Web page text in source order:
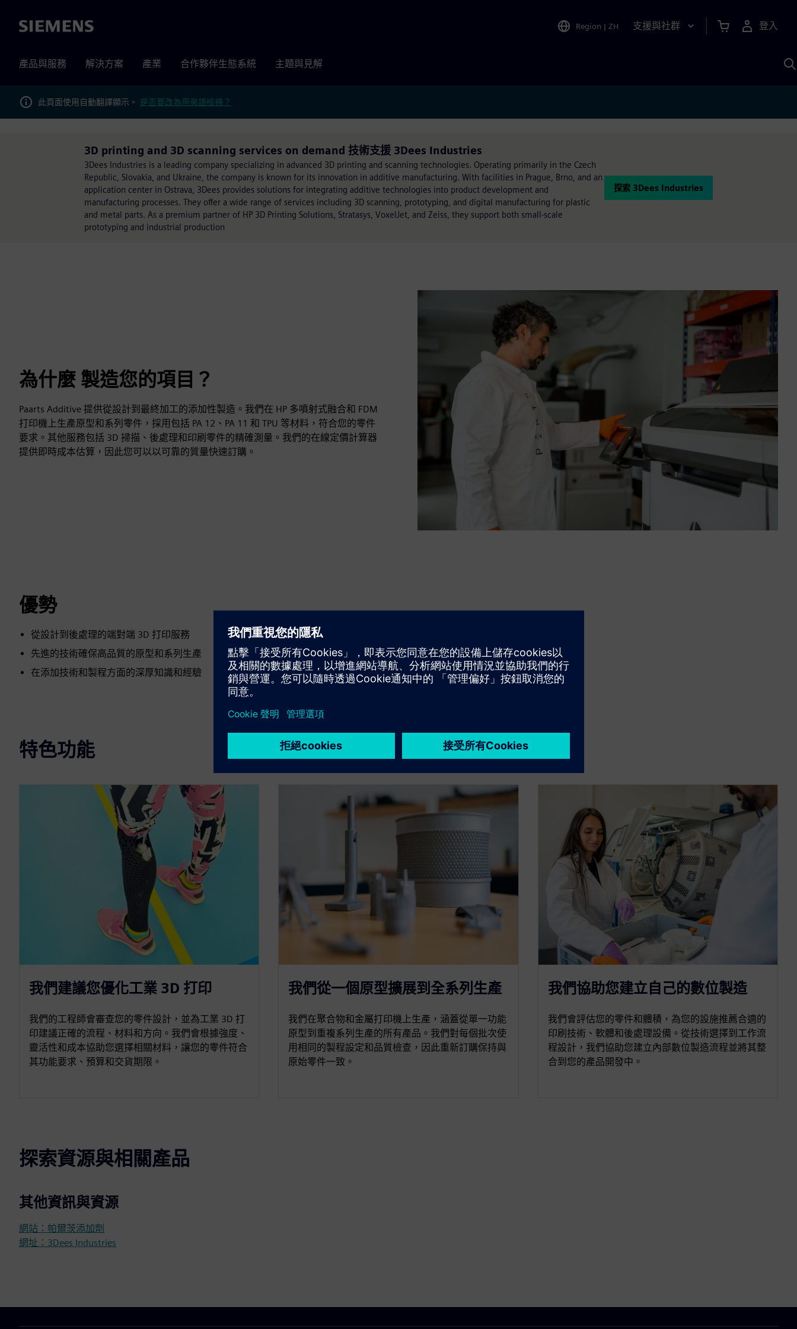
Siemens Region | ZH 支援與社群 登入
產品與服務 解決方案 產業 合作夥伴生態系統 主題與見解
此頁面使用自動翻譯顯示。 是否要改為用英語檢視？
3D printing and 3D scanning services on demand 技術支援 3Dees Industries
3Dees Industries is a leading company specializing in advanced 3D printing and scanning technologies. Operating primarily in the Czech
Republic, Slovakia, and Ukraine, the company is known for its innovation in additive manufacturing. With facilities in Prague, Brno, and an
application center in Ostrava, 3Dees provides solutions for integrating additive technologies into product development and
manufacturing processes. They offer a wide range of services including 3D scanning, prototyping, and digital manufacturing for plastic
and metal parts. As a premium partner of HP 3D Printing Solutions, Stratasys, VoxelJet, and Zeiss, they support both small-scale
prototyping and industrial production
探索 3Dees Industries
為什麼 製造您的項目？
Paarts Additive 提供從設計到最終加工的添加性製造。我們在 HP 多噴射式融合和 FDM
打印機上生產原型和系列零件，採用包括 PA 12、PA 11 和 TPU 等材料，符合您的零件
要求。其他服務包括 3D 掃描、後處理和印刷零件的精確測量。我們的在線定價計算器
提供即時成本估算，因此您可以以可靠的質量快速訂購。
優勢
從設計到後處理的端對端 3D 打印服務
先進的技術確保高品質的原型和系列生產
在添加技術和製程方面的深厚知識和經驗
特色功能
我們建議您優化工業 3D 打印
我們的工程師會審查您的零件設計，並為工業 3D 打
印建議正確的流程、材料和方向。我們會根據強度、
靈活性和成本協助您選擇相關材料，讓您的零件符合
其功能要求、預算和交貨期限。
我們從一個原型擴展到全系列生產
我們在聚合物和金屬打印機上生產，涵蓋從單一功能
原型到重複系列生產的所有產品。我們對每個批次使
用相同的製程設定和品質檢查，因此重新訂購保持與
原始零件一致。
我們協助您建立自己的數位製造
我們會評估您的零件和體積，為您的設施推薦合適的
印刷技術、軟體和後處理設備。從技術選擇到工作流
程設計，我們協助您建立內部數位製造流程並將其整
合到您的產品開發中。
探索資源與相關產品
其他資訊與資源
網站：帕爾茨添加劑
網址：3Dees Industries